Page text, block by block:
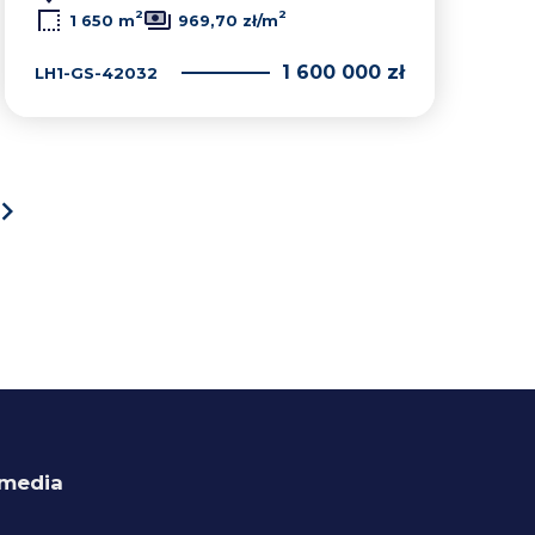
1 650 m2 969,70 zł/m2
LH1-GS-42032 1 600 000 zł
next